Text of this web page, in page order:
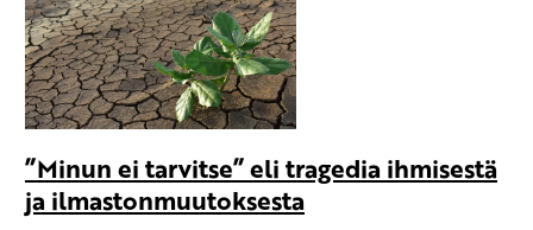
”Minun ei tarvitse” eli tragedia ihmisestä
ja ilmastonmuutoksesta